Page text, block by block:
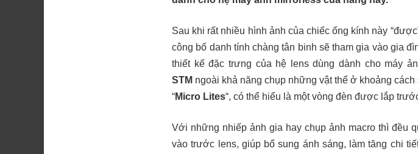
Sau khi rất nhiều hình ảnh của chiếc ống kính này
công bố danh tính chàng tân binh sẽ tham gia vào gia
thiết kế đặc trưng của hệ lens dùng dành cho máy
STM ngoài khả năng chụp những vật thể ở khoảng
“Micro Lites“, có thể hiểu là một vòng đèn được lắp
Với những nhiếp ảnh gia hay chụp ảnh macro thì đều
vào trước lens, giúp bổ sung ánh sáng, làm tăng chi